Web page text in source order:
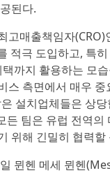
된다.
매출책임자
적극 도입하고, 특
지 활용하는 모습
스 측면에서 매우
설치업체들은 상
든 팀은 유럽 전역
위해 긴밀히 협력
뮌헨 메세 뮌헨